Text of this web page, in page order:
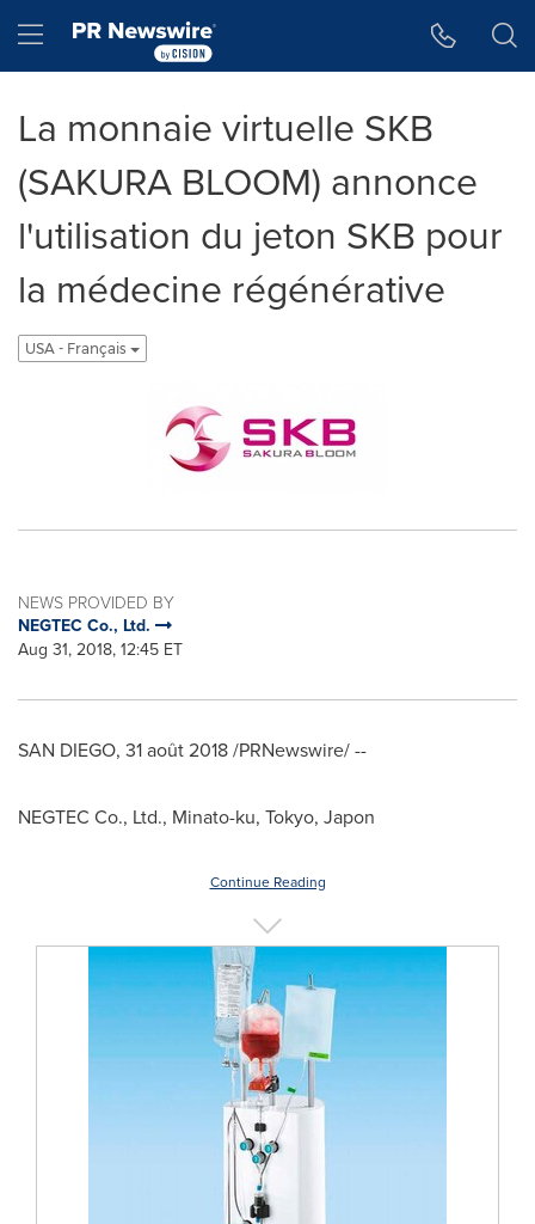
Hamburger menu
La monnaie virtuelle SKB
(SAKURA BLOOM) annonce
l'utilisation du jeton SKB pour
la médecine régénérative
USA - Français
NEWS PROVIDED BY
NEGTEC Co., Ltd.
Aug 31, 2018, 12:45 ET
SAN DIEGO, 31 août 2018 /PRNewswire/ --
NEGTEC Co., Ltd., Minato-ku, Tokyo, Japon
Continue Reading